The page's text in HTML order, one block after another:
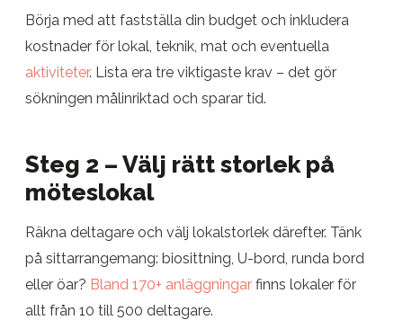
Börja med att fastställa din budget och inkludera
kostnader för lokal, teknik, mat och eventuella
aktiviteter. Lista era tre viktigaste krav – det gör
sökningen målinriktad och sparar tid.
Steg 2 – Välj rätt storlek på
möteslokal
Räkna deltagare och välj lokalstorlek därefter. Tänk
på sittarrangemang: biosittning, U-bord, runda bord
eller öar? Bland 170+ anläggningar finns lokaler för
allt från 10 till 500 deltagare.